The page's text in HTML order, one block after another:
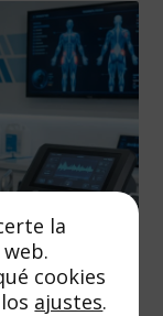
la
cookies
ajustes.